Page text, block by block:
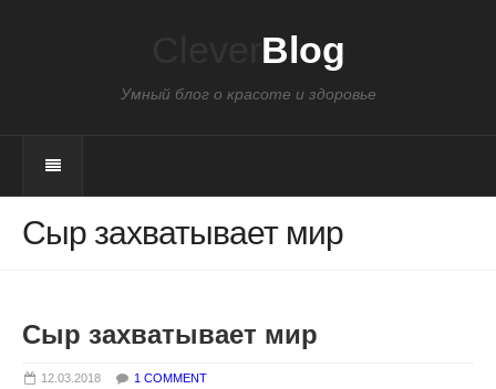
Blog
Умный блог о красоте и здоровье
Сыр захватывает мир
Сыр захватывает мир
12.03.2018 1 COMMENT